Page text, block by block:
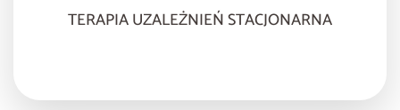
TERAPIA UZALEŻNIEŃ STACJONARNA